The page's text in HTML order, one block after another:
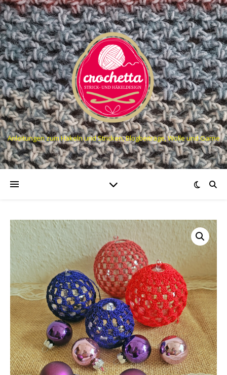
Anleitungen zum Häkeln und Stricken, Blogbeiträge, Wolle und Garne